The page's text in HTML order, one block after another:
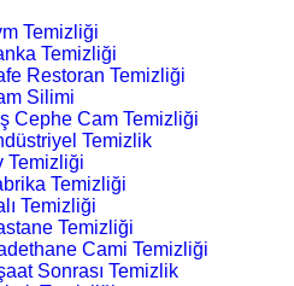
Temizliği
Temizliği
Restoran Temizliği
Silimi
Cephe Cam Temizliği
Temizlik
Temizliği
Temizliği
Temizliği
Temizliği
Cami Temizliği
Sonrası Temizlik